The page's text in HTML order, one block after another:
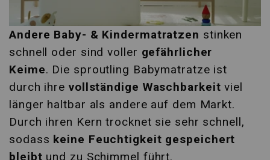
Andere Baby- & Kindermatratzen stinken
schnell oder sind voller gefährlicher
Keime. Die sproutling Babymatratze ist
durch ihre vollständige Waschbarkeit viel
länger haltbar als andere auf dem Markt.
Durch ihren Kern trocknet sie sehr schnell,
sodass keine Feuchtigkeit gespeichert
bleibt und zu Schimmel führt.